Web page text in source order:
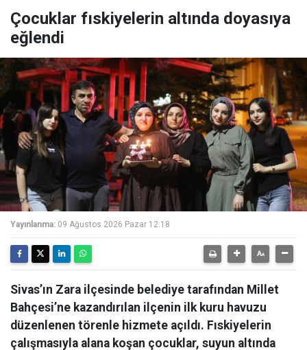
Çocuklar fıskiyelerin altında doyasıya
eğlendi
Yayınlanma: 09 Ağustos 2026 Pazar 12:18
Sivas’ın Zara ilçesinde belediye tarafından Millet
Bahçesi’ne kazandırılan ilçenin ilk kuru havuzu
düzenlenen törenle hizmete açıldı. Fıskiyelerin
çalışmasıyla alana koşan çocuklar, suyun altında